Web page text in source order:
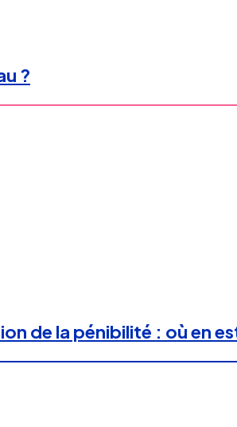
?
de la pénibilité : où en